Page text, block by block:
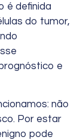
é definida
do tumor,
e
não
Por estar
pode